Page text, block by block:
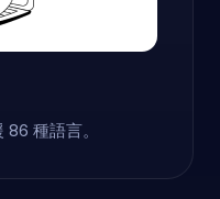
種語言。